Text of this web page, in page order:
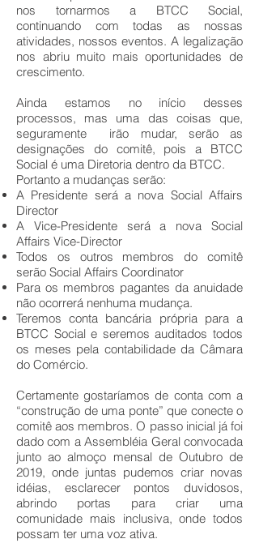
nos tornarmos a BTCC Social,
continuando com todas as nossas
atividades, nossos eventos. A legalização
nos abriu muito mais oportunidades de
crescimento.
Ainda estamos no início desses
processos, mas uma das coisas que,
seguramente irão mudar, serão as
designações do comitê, pois a BTCC
Social é uma Diretoria dentro da BTCC.
Portanto a mudanças serão:
A Presidente será a nova Social Affairs
Director
A Vice-Presidente será a nova Social
Affairs Vice-Director
Todos os outros membros do comitê
serão Social Affairs Coordinator
Para os membros pagantes da anuidade
não ocorrerá nenhuma mudança.
Teremos conta bancária própria para a
BTCC Social e seremos auditados todos
os meses pela contabilidade da Câmara
do Comércio.
Certamente gostaríamos de conta com a
“construção de uma ponte” que conecte o
comitê aos membros. O passo inicial já foi
dado com a Assembléia Geral convocada
junto ao almoço mensal de Outubro de
2019, onde juntas pudemos criar novas
idéias, esclarecer pontos duvidosos,
abrindo portas para criar uma
comunidade mais inclusiva, onde todos
possam ter uma voz ativa.